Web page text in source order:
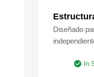
Diseñado
In